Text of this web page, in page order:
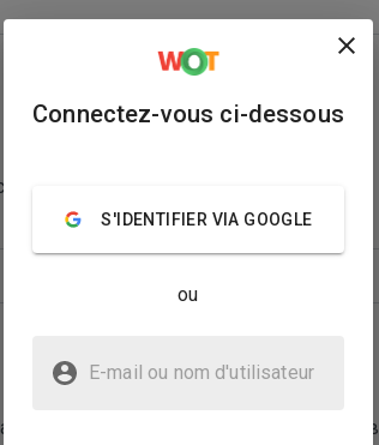
сторленд, постоянно обновляют
предложение отличное и тарифы в
Connectez-vous ci-dessous
S'IDENTIFIER VIA GOOGLE
ou
E-mail ou nom d'utilisateur